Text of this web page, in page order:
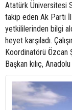
Atatürk Üniversitesi
takip eden Ak Parti İl
yetkililerinden bilgi
heyet karşıladı.
Koordinatörü Özcan
Başkan kılıç,